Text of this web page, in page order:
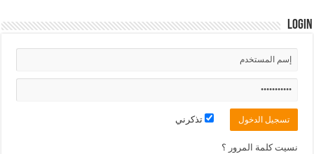
Login
تذكرني
نسيت كلمة المرور ؟